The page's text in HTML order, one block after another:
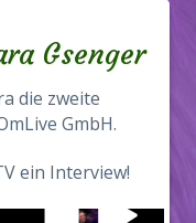
Gsenger
die zweite
GmbH.
ein Interview!